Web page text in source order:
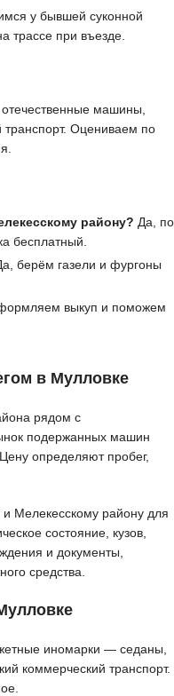
у бывшей суконной
трассе при въезде.
машины,
Оцениваем по
району? Да, по
бесплатный.
берём газели и фургоны
выкуп и поможем
в Мулловке
рядом с
подержанных машин
определяют пробег,
Мелекесскому району для
состояние, кузов,
и документы,
средства.
иномарки — седаны,
коммерческий транспорт.